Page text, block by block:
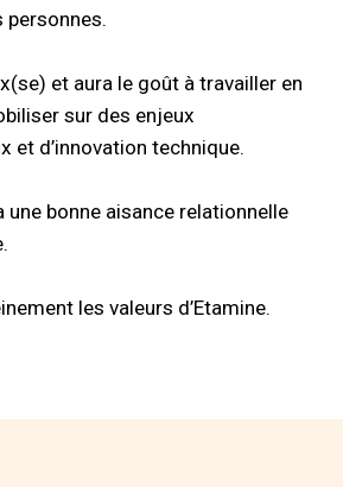
personnes.
et aura le goût à travailler en
sur des enjeux
et d’innovation technique.
une bonne aisance relationnelle
les valeurs d’Etamine.